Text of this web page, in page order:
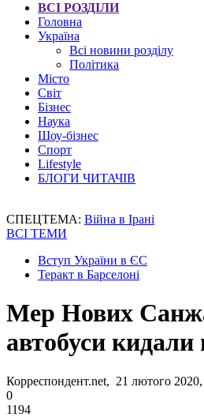
ВСІ РОЗДІЛИ
Головна
Україна
Всі новини розділу
Політика
Місто
Світ
Бізнес
Наука
Шоу-бізнес
Спорт
Lifestyle
БЛОГИ ЧИТАЧІВ
СПЕЦТЕМА: Війна в Ірані
ВСІ ТЕМИ
Вступ України в ЄС
Теракт в Барселоні
Мер Нових
автобуси кидали
Корреспондент.net, 21 лютого 2020,
0
1194